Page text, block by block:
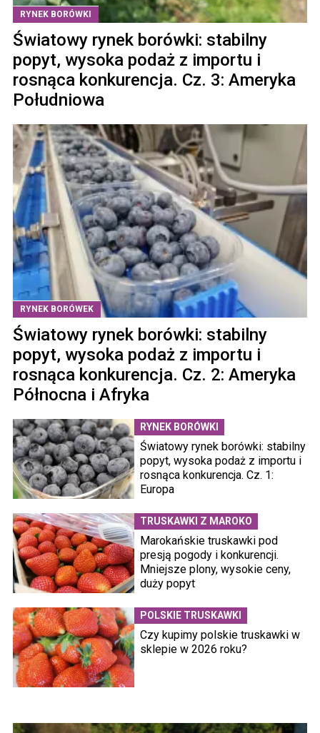
RYNEK BORÓWKI
Światowy rynek borówki: stabilny
popyt, wysoka podaż z importu i
rosnąca konkurencja. Cz. 3: Ameryka
Południowa
RYNEK BORÓWEK
Światowy rynek borówki: stabilny
popyt, wysoka podaż z importu i
rosnąca konkurencja. Cz. 2: Ameryka
Północna i Afryka
RYNEK BORÓWKI
Światowy rynek borówki: stabilny
popyt, wysoka podaż z importu i
rosnąca konkurencja. Cz. 1:
Europa
TRUSKAWKI Z MAROKO
Marokańskie truskawki pod
presją pogody i konkurencji.
Mniejsze plony, wysokie ceny,
duży popyt
POLSKIE TRUSKAWKI
Czy kupimy polskie truskawki w
sklepie w 2026 roku?